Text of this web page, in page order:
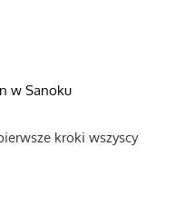
w Sanoku
kroki wszyscy